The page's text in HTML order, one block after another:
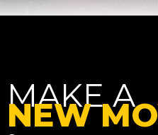
MAKE A
NEW